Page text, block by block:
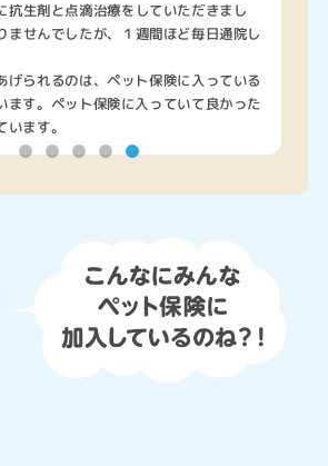
抗生剤と点滴治療をしていただきまし
ませんでしたが、１週間ほど毎日通院し
げられるのは、ペット保険に入っている
ます。ペット保険に入っていて良かった
ます。